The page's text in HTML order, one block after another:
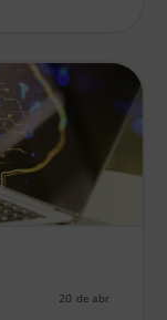
20 de abr